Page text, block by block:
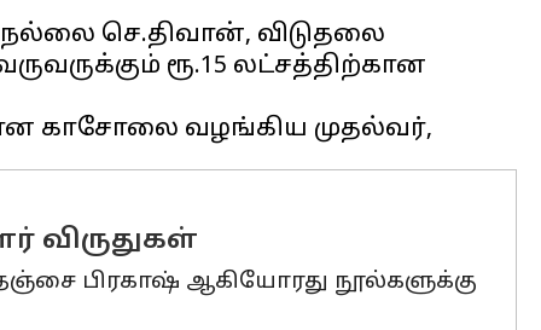
செ.திவான், விடுதலை
ரூ.15 லட்சத்திற்கான
விருதுகள்
பிரகாஷ் ஆகியோரது நூல்களுக்கு